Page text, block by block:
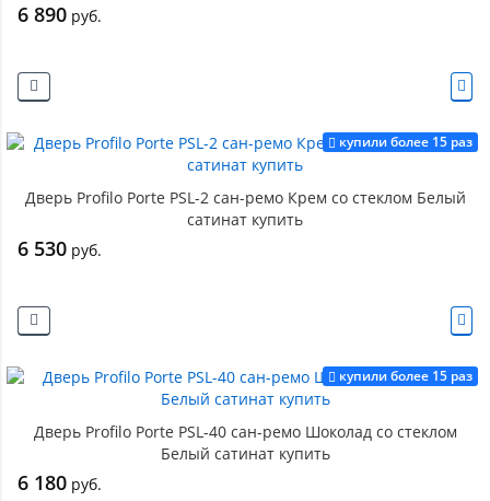
6 890 руб.
купили более 15 раз
Дверь Profilo Porte PSL-2 сан-ремо Крем со стеклом Белый
сатинат купить
6 530 руб.
купили более 15 раз
Дверь Profilo Porte PSL-40 сан-ремо Шоколад со стеклом
Белый сатинат купить
6 180 руб.